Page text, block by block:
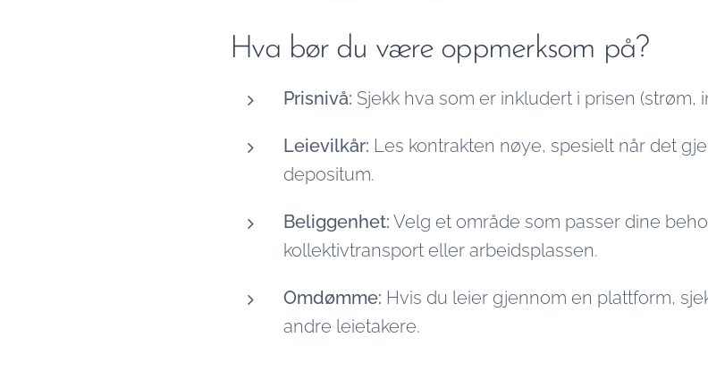
Hva bør du være oppmerksom på?
Prisnivå: Sjekk hva som er inkludert i prisen (strøm,
Leievilkår: Les kontrakten nøye, spesielt når det
depositum.
Beliggenhet: Velg et område som passer dine
kollektivtransport eller arbeidsplassen.
Omdømme: Hvis du leier gjennom en plattform,
andre leietakere.